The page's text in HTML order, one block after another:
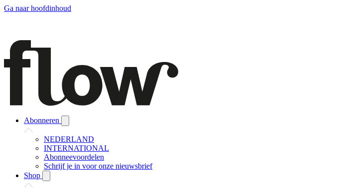
Ga naar hoofdinhoud
Abonneren
NEDERLAND
INTERNATIONAL
Abonneevoordelen
Schrijf je in voor onze nieuwsbrief
Shop